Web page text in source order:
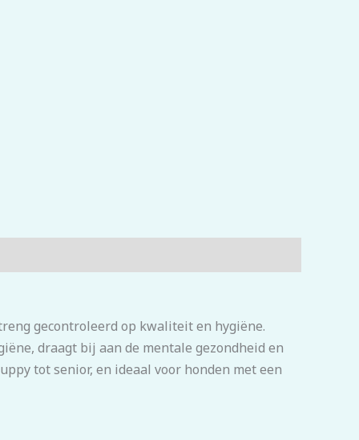
gecontroleerd op kwaliteit en hygiëne.
draagt bij aan de mentale gezondheid en
tot senior, en ideaal voor honden met een